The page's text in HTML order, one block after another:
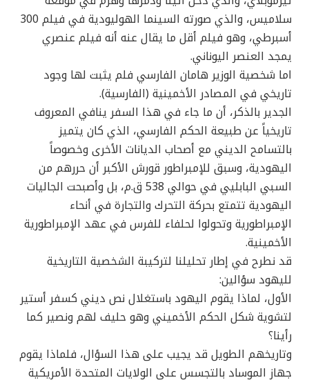
سلاميس، والذي صورته السينما الهوليودية في فيلم 300
أسبرطي، وهو فيلم أقل ما يقال عنه أنه فيلم عنصري
يمجد العنصر اليوناني.
اما شخصية الوزير هامان الفارسي فلم يثبت لها وجود
تاريخي في المصادر الأخمينية (الفارسية).
الجدير بالذكر، أن ما جاء في هذا السفر ينافي المعروف
تاريخياً عن طبيعة الحكم الفارسي، الذي كان يتميز
بالتسامح الديني مع أصحاب الديانات الأخرى وخصوصاً
اليهودية، وسبق للإمبراطور قورش الأكبر أن حررهم من
السبي البابليي في حوالي 538 ق.م، بل وأصبحت الجاليات
اليهودية تتمتع بحركة التحرك والتجارة في أنحاء
الإمبراطورية وتحولوا لحلفاء للفرس في عهد الإمبراطورية
الأخمينية.
قد نطرح في إطار تحليلنا لتركيبة الشخصية التاريخية
لليهود سؤالين:
الأول، لماذا يقوم اليهود باستغلال نص ديني كسفر أستير
لتشوية شكل الحكم الأخميني وهو حليف لهم ونصير كما
رأينا؟
وتاريخهم الطويل قد يجيب على هذا السؤال، فلماذا يقوم
جهاز الموساد بالتجسس على الولايات المتحدة الأمريكية